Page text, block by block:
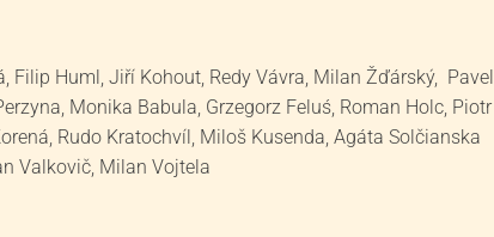
Filip Huml, Jiří Kohout, Redy Vávra, Milan Žďárský, Pavel
Monika Babula, Grzegorz Feluś, Roman Holc, Piotr
Rudo Kratochvíl, Miloš Kusenda, Agáta Solčianska
Valkovič, Milan Vojtela